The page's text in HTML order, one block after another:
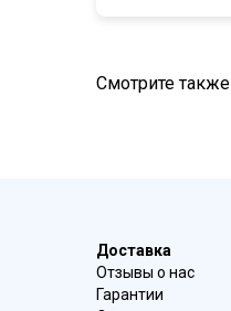
Смотрите также
Доставка
Отзывы о нас
Гарантии